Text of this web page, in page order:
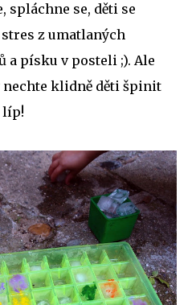
spláchne se, děti se
z umatlaných
a písku v posteli ;). Ale
klidně děti špinit
líp!